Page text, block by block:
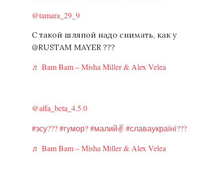
@tamara_29_9
С такой шляпой надо снимать, как у
@RUSTAM MAYER ???
♬ Bam Bam – Misha Miller & Alex Velea
@alfa_beta_4.5.0
#зсу???#гумор?#малий✌️ #славаукраїні???
♬ Bam Bam – Misha Miller & Alex Velea